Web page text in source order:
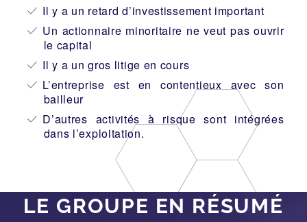
Il y a un retard d’investissement important
Un actionnaire minoritaire ne veut pas ouvrir
le capital
Il y a un gros litige en cours
L’entreprise est en contentieux avec son
bailleur
D’autres activités à risque sont intégrées
dans l’exploitation.
LE GROUPE EN RÉSUMÉ